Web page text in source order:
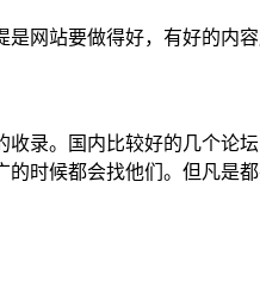
网站要做得好，有好的内容
录。国内比较好的几个论
时候都会找他们。但凡